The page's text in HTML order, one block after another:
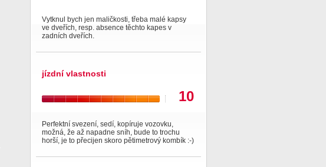
Vytknul bych jen maličkosti, třeba malé kapsy
ve dveřích, resp. absence těchto kapes v
zadních dveřích.
jízdní vlastnosti
10
Perfektní svezení, sedí, kopíruje vozovku,
možná, že až napadne sníh, bude to trochu
horší, je to přecijen skoro pětimetrový kombík :-)